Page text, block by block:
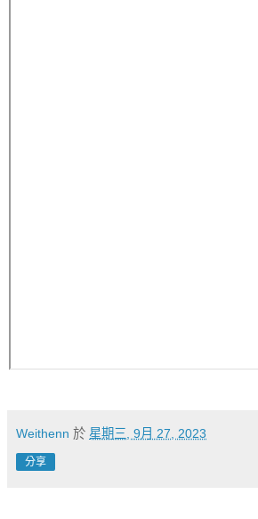
Weithenn 於 星期三, 9月 27, 2023
分享